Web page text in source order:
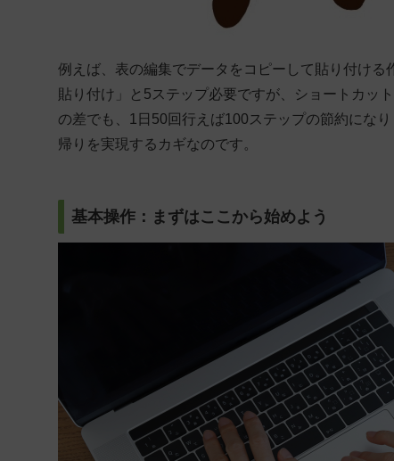
例えば、表の編集でデータをコピーして貼り付け
貼り付け」と5ステップ必要ですが、ショートカ
の差でも、1日50回行えば100ステップの節約にな
帰りを実現するカギなのです。
基本操作：まずはここから始めよう